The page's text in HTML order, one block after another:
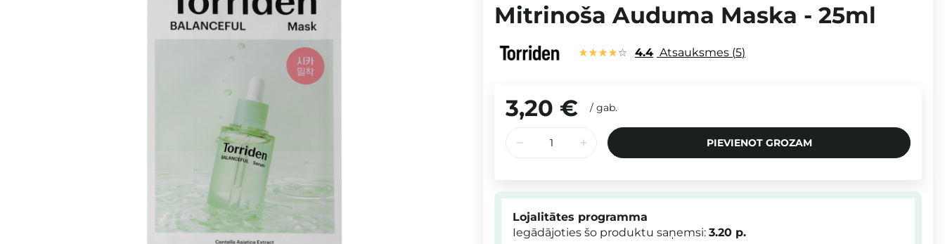
Mitrinoša Auduma Maska - 25ml
4.4 Atsauksmes 5
3,20 € / gab.
PIEVIENOT GROZAM
Lojalitātes programma
Iegādājoties šo produktu saņemsi: 3.20 p.